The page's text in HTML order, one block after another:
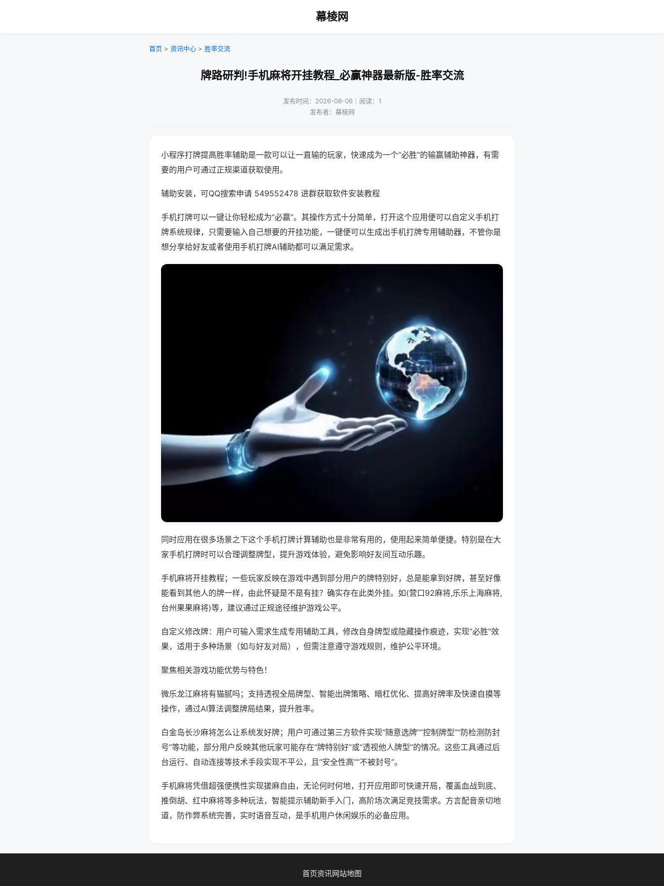
幕棱网
首页 > 资讯中心 > 胜率交流
牌路研判!手机麻将开挂教程_必赢神器最新版-胜率交流
发布时间：2026-08-06｜阅读：1
发布者：幕棱网
小程序打牌提高胜率辅助是一款可以让一直输的玩家，快速成为一个“必胜”的输赢辅助神器，有需
要的用户可通过正规渠道获取使用。
辅助安装，可QQ搜索申请 549552478 进群获取软件安装教程
手机打牌可以一键让你轻松成为“必赢”。其操作方式十分简单，打开这个应用便可以自定义手机打
牌系统规律，只需要输入自己想要的开挂功能，一键便可以生成出手机打牌专用辅助器，不管你是
想分享给好友或者使用手机打牌AI辅助都可以满足需求。
同时应用在很多场景之下这个手机打牌计算辅助也是非常有用的，使用起来简单便捷。特别是在大
家手机打牌时可以合理调整牌型，提升游戏体验，避免影响好友间互动乐趣。
手机麻将开挂教程；一些玩家反映在游戏中遇到部分用户的牌特别好，总是能拿到好牌，甚至好像
能看到其他人的牌一样，由此怀疑是不是有挂？确实存在此类外挂。如(营口92麻将,乐乐上海麻将,
台州果果麻将)等，建议通过正规途径维护游戏公平。
自定义修改牌：用户可输入需求生成专用辅助工具，修改自身牌型或隐藏操作痕迹，实现“必胜”效
果，适用于多种场景（如与好友对局），但需注意遵守游戏规则，维护公平环境。
聚焦相关游戏功能优势与特色！
微乐龙江麻将有猫腻吗；支持透视全局牌型、智能出牌策略、暗杠优化、提高好牌率及快速自摸等
操作，通过AI算法调整牌局结果，提升胜率。
白金岛长沙麻将怎么让系统发好牌；用户可通过第三方软件实现“随意选牌”“控制牌型”“防检测防封
号”等功能，部分用户反映其他玩家可能存在“牌特别好”或“透视他人牌型”的情况。这些工具通过后
台运行、自动连接等技术手段实现不平公，且“安全性高”“不被封号”。
手机麻将凭借超强便携性实现搓麻自由，无论何时何地，打开应用即可快速开局，覆盖血战到底、
推倒胡、红中麻将等多种玩法，智能提示辅助新手入门，高阶场次满足竞技需求。方言配音亲切地
道，防作弊系统完善，实时语音互动，是手机用户休闲娱乐的必备应用。
首页资讯网站地图